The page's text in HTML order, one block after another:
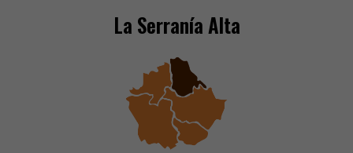
La Serranía Alta